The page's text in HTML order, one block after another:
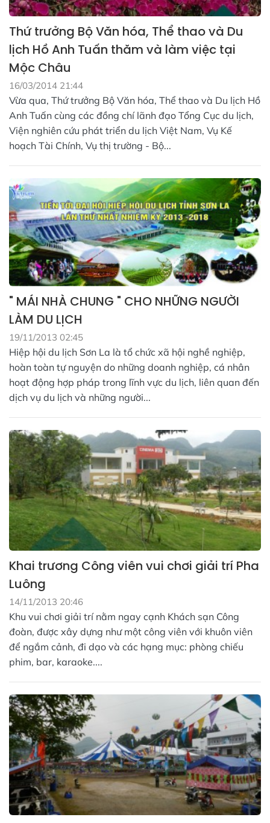
Thứ trưởng Bộ Văn hóa, Thể thao và Du
lịch Hồ Anh Tuấn thăm và làm việc tại
Mộc Châu
16/03/2014 21:44
Vừa qua, Thứ trưởng Bộ Văn hóa, Thể thao và Du lịch Hồ
Anh Tuấn cùng các đồng chí lãnh đạo Tổng Cục du lịch,
Viện nghiên cứu phát triển du lịch Việt Nam, Vụ Kế
hoạch Tài Chính, Vụ thị trường - Bộ...
" MÁI NHÀ CHUNG " CHO NHỮNG NGƯỜI
LÀM DU LỊCH
19/11/2013 02:45
Hiệp hội du lịch Sơn La là tổ chức xã hội nghề nghiệp,
hoàn toàn tự nguyện do những doanh nghiệp, cá nhân
hoạt động hợp pháp trong lĩnh vực du lịch, liên quan đến
dịch vụ du lịch và những người...
Khai trương Công viên vui chơi giải trí Pha
Luông
14/11/2013 20:46
Khu vui chơi giải trí nằm ngay cạnh Khách sạn Công
đoàn, được xây dựng như một công viên với khuôn viên
để ngắm cảnh, đi dạo và các hạng mục: phòng chiếu
phim, bar, karaoke....